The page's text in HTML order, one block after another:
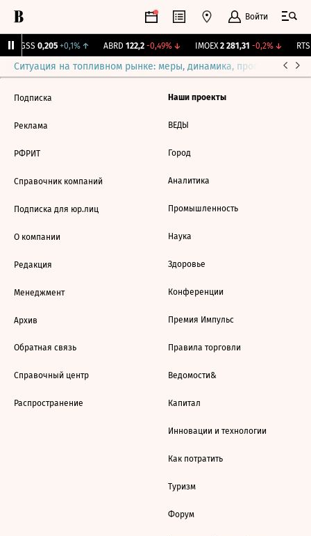
Войти
RGSS 0,205 +0,1%↑ ABRD 122,2 -0,49%↓ IMOEX 2 281,31 -0,2%↓ RTSI
Ситуация на топливном рынке: меры, динамика, прогнозы
Подписка
Реклама
РФРИТ
Справочник компаний
Подписка для юр.лиц
О компании
Редакция
Менеджмент
Архив
Обратная связь
Справочный центр
Распространение
Наши проекты
ВЕДЫ
Город
Аналитика
Промышленность
Наука
Здоровье
Конференции
Премия Импульс
Правила торговли
Ведомости&
Капитал
Инновации и технологии
Как потратить
Туризм
Форум